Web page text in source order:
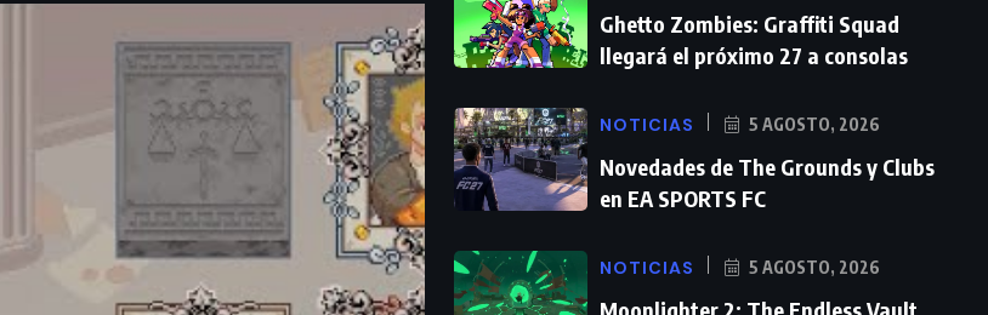
Ghetto Zombies: Graffiti Squad
llegará el próximo 27 a consolas
NOTICIAS 5 AGOSTO, 2026
Novedades de The Grounds y Clubs
en EA SPORTS FC
NOTICIAS 5 AGOSTO, 2026
Moonlighter 2: The Endless Vault